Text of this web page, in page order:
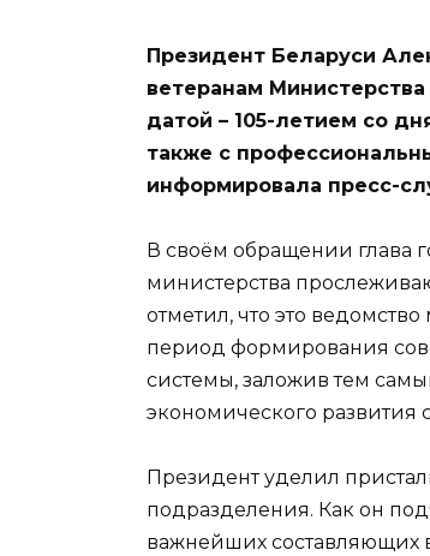
Президент Беларуси
ветеранам
датой – 105-летием со
также с
информировала пресс-
В своём обращении глава
министерства
отметил, что это
период формирования
системы, заложив тем
экономического развития
Президент уделил
подразделения. Как он
важнейших составляющих